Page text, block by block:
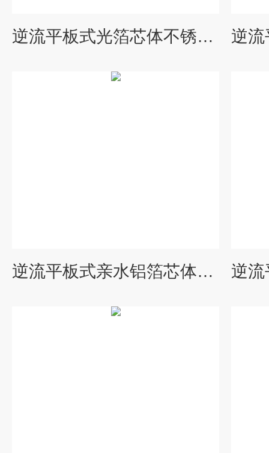
逆流平板式光箔芯体不锈钢显热换热装置
逆流平板式亲水铝箔芯体不锈钢换热器